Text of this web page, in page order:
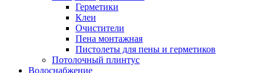
Герметики
Клеи
Очистители
Пена монтажная
Пистолеты для пены и герметиков
Потолочный плинтус
Водоснабжение